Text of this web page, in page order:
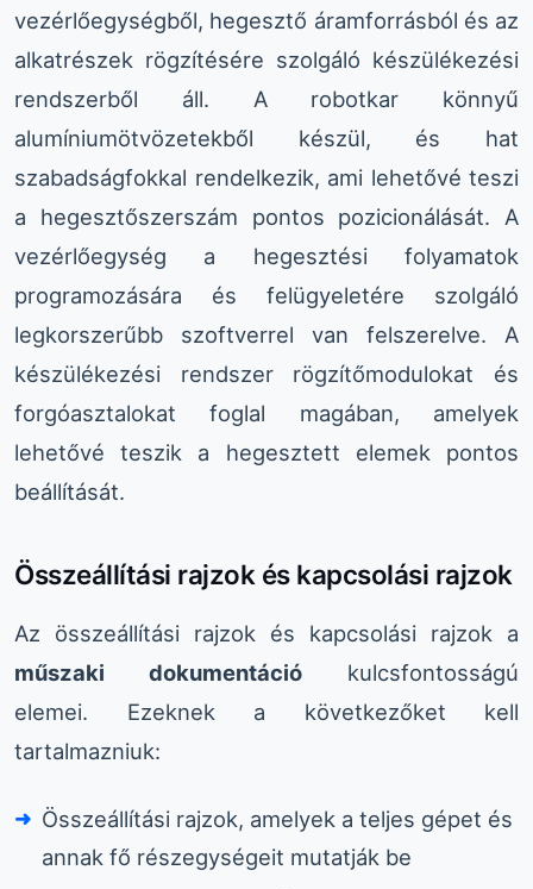
vezérlőegységből, hegesztő áramforrásból és az
alkatrészek rögzítésére szolgáló készülékezési
rendszerből áll. A robotkar könnyű
alumíniumötvözetekből készül, és hat
szabadságfokkal rendelkezik, ami lehetővé teszi
a hegesztőszerszám pontos pozicionálását. A
vezérlőegység a hegesztési folyamatok
programozására és felügyeletére szolgáló
legkorszerűbb szoftverrel van felszerelve. A
készülékezési rendszer rögzítőmodulokat és
forgóasztalokat foglal magában, amelyek
lehetővé teszik a hegesztett elemek pontos
beállítását.
Összeállítási rajzok és kapcsolási rajzok
Az összeállítási rajzok és kapcsolási rajzok a
műszaki dokumentáció kulcsfontosságú
elemei. Ezeknek a következőket kell
tartalmazniuk:
Összeállítási rajzok, amelyek a teljes gépet és
annak fő részegységeit mutatják be